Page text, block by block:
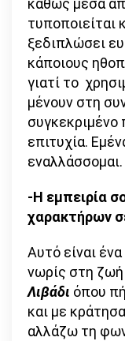
καθώς μέσα
τυποποιείται
ξεδιπλώσει
κάποιους
γιατί το
μένουν στη
συγκεκριμένο
επιτυχία.
εναλλάσσομαι.
-Η εμπειρία
χαρακτήρων
Αυτό είναι
νωρίς στη
Λιβάδι όπου
και με
αλλάζω τη